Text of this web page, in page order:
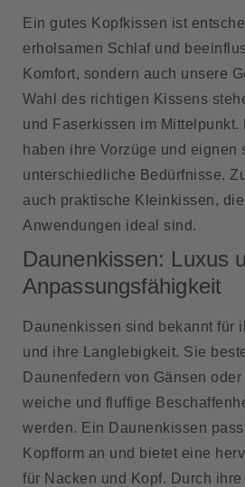
Ein gutes Kopfkissen ist
erholsamen Schlaf und
Komfort, sondern auch unsere
Wahl des richtigen Kissens
und Faserkissen im Mittelpunkt.
haben ihre Vorzüge und eignen
unterschiedliche Bedürfnisse.
auch praktische Kleinkissen,
Anwendungen ideal sind.
Daunenkissen: Luxus
Anpassungsfähigkeit
Daunenkissen sind bekannt für
und ihre Langlebigkeit. Sie
Daunenfedern von Gänsen
weiche und fluffige
werden. Ein Daunenkissen
Kopfform an und bietet eine
für Nacken und Kopf. Durch